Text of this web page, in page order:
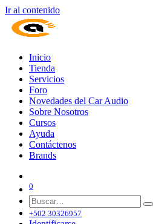
Ir al contenido
Inicio
Tienda
Servicios
Foro
Novedades del Car Audio
Sobre Nosotros
Cursos
Ayuda
Contáctenos
Brands
0
+502 30326957